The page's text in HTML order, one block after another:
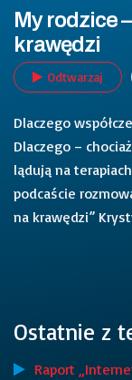
My rodzice
krawędzi
Odtwarzaj
Dlaczego
Dlaczego –
lądują na
podcaście
na krawędzi”
Ostatnie z
Raport